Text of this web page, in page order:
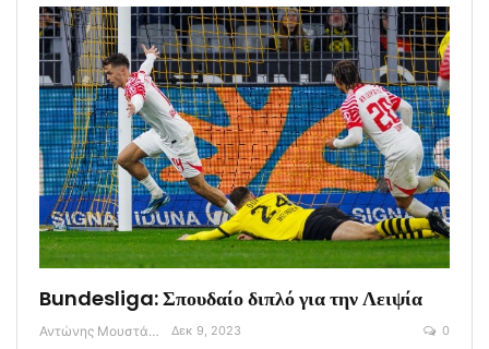
Bundesliga: Σπουδαίο διπλό για την Λειψία
Αντώνης Μουστάκας Δεκ 9, 2023 0